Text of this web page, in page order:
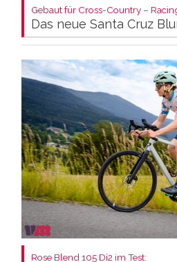
Gebaut für Cross-Country –
Das neue Santa Cruz
Rose Blend 105 Di2 im Test: